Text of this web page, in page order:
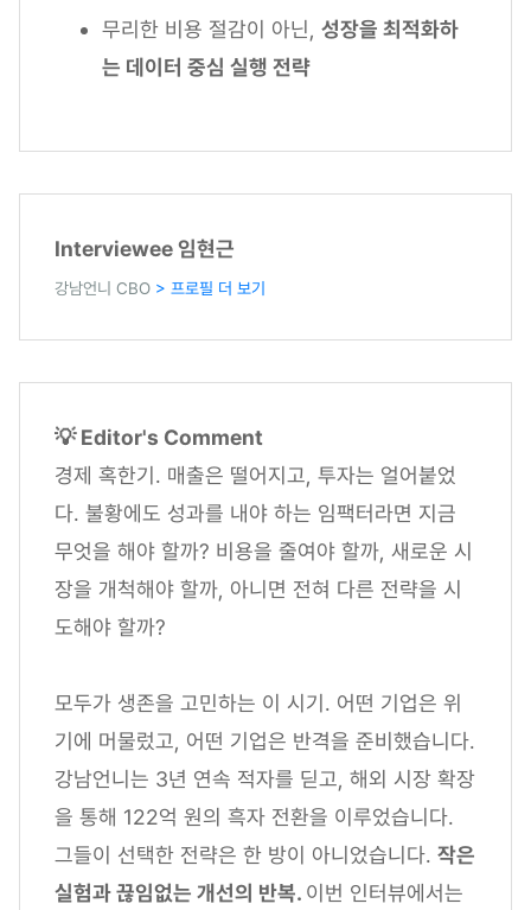
무리한 비용 절감이 아닌, 성장을 최적화하
는 데이터 중심 실행 전략
Interviewee 임현근
강남언니 CBO > 프로필 더 보기
💡 Editor's Comment
경제 혹한기. 매출은 떨어지고, 투자는 얼어붙었
다. 불황에도 성과를 내야 하는 임팩터라면 지금
무엇을 해야 할까? 비용을 줄여야 할까, 새로운 시
장을 개척해야 할까, 아니면 전혀 다른 전략을 시
도해야 할까?
모두가 생존을 고민하는 이 시기. 어떤 기업은 위
기에 머물렀고, 어떤 기업은 반격을 준비했습니다.
강남언니는 3년 연속 적자를 딛고, 해외 시장 확장
을 통해 122억 원의 흑자 전환을 이루었습니다.
그들이 선택한 전략은 한 방이 아니었습니다. 작은
실험과 끊임없는 개선의 반복. 이번 인터뷰에서는